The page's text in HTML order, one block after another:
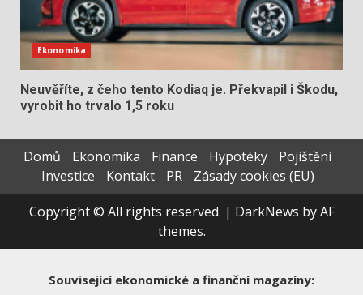
Ekonomika
Neuvěříte, z čeho tento Kodiaq je. Překvapil i Škodu,
vyrobit ho trvalo 1,5 roku
Domů Ekonomika Finance Hypotéky
Pojištění
Investice
Kontakt PR
Zásady cookies (EU)
Copyright © All rights reserved. | DarkNews by AF
themes.
Související ekonomické a finanční magazíny: